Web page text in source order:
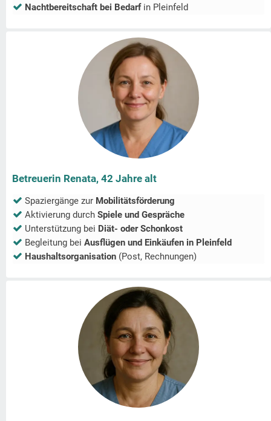
Nachtbereitschaft bei Bedarfin Pleinfeld
Betreuerin Renata, 42 Jahre alt
Spaziergänge zur Mobilitätsförderung
Aktivierung durch Spiele und Gespräche
Unterstützung bei Diät- oder Schonkost
Begleitung bei Ausflügen und Einkäufen in Pleinfeld
Haushaltsorganisation (Post, Rechnungen)